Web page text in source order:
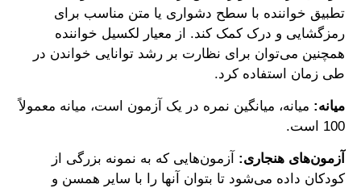
تطبیق خواننده با سطح دشواری یا متن مناسب برای
رمزگشایی و درک کمک کند. از معیار لکسیل خواننده
همچنین می‌توان برای نظارت بر رشد توانایی خواندن در
طی زمان استفاده کرد.
میانه: میانه، میانگین نمره در یک آزمون است، میانه معمولاً
100 است.
آزمون‌های هنجاری: آزمون‌هایی که به نمونه بزرگی از
کودکان داده می‌شود تا بتوان آنها را با سایر همسن و